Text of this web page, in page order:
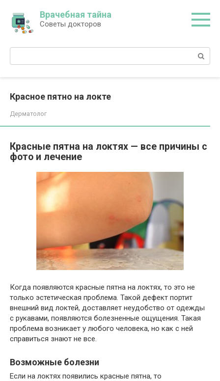
контенту
Врачебная тайна
Советы докторов
Поиск:
Красное пятно на локте
Дерматолог
Красные пятна на локтях — все причины с
фото и лечение
Когда появляются красные пятна на локтях, то это не
только эстетическая проблема. Такой дефект портит
внешний вид локтей, доставляет неудобство от одежды
с рукавами, появляются болезненные ощущения. Такая
проблема возникает у любого человека, но как с ней
справиться знают не все.
Возможные болезни
Если на локтях появились красные пятна, то